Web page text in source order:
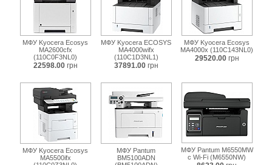
МФУ Kyocera Ecosys
MA2600cfx
(110C0F3NL0)
22598.00 грн
МФУ Kyocera ECOSYS
MA4000wifx
(110C1D3NL1)
37891.00 грн
МФУ Kyocera Ecosys
MA4000x (110C143NL0)
29520.00 грн
МФУ Kyocera Ecosys
MA5500ifx
МФУ Pantum
BM5100ADN
МФУ Pantum M6550MW
с Wi-Fi (M6550NW)